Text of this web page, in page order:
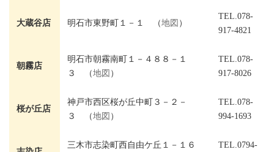
大蔵谷店 明石市東野町１－１ （地図 ）
TEL.078-
917-4821
朝霧店
明石市朝霧南町１－４８８－１
３ （地図 ）
TEL.078-
917-8026
桜が丘店
神戸市西区桜が丘中町３－２－
３ （地図 ）
TEL.078-
994-1693
三木市志染町西自由ケ丘１－１６
TEL.0794-